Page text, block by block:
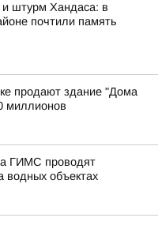
штурм Хандаса: в
почтили память
продают здание "Дома
миллионов
ГИМС проводят
водных объектах